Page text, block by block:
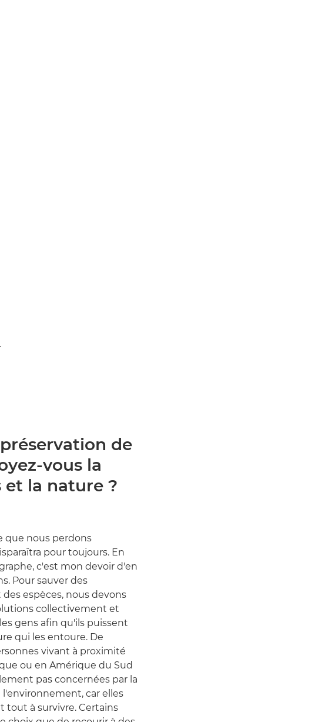
de
vous la
la nature ?
que nous perdons
pour toujours. En
c'est mon devoir d'en
Pour sauver des
espèces, nous devons
collectivement et
gens afin qu'ils puissent
qui les entoure. De
vivant à proximité
ou en Amérique du Sud
pas concernées par la
car elles
tout à survivre. Certains